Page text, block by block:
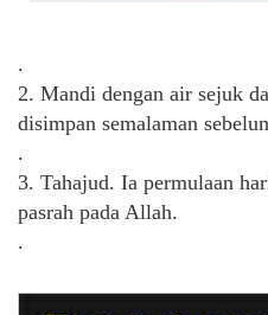
.
2. Mandi dengan air sejuk
disimpan semalaman
.
3. Tahajud. Ia permulaan
pasrah pada Allah.
.